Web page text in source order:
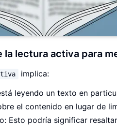
la lectura activa para
implica:
leyendo un texto en
el contenido en lugar de
Esto podría significar